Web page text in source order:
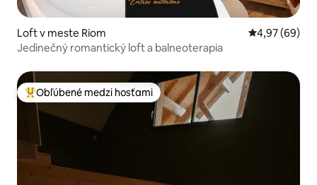
Loft v meste Riom Priemerné
4,97 (69)
Jedinečný romantický loft a balneoterapia
Najobľúbenejšie medzi hosťami
Obľúbené medzi hosťami